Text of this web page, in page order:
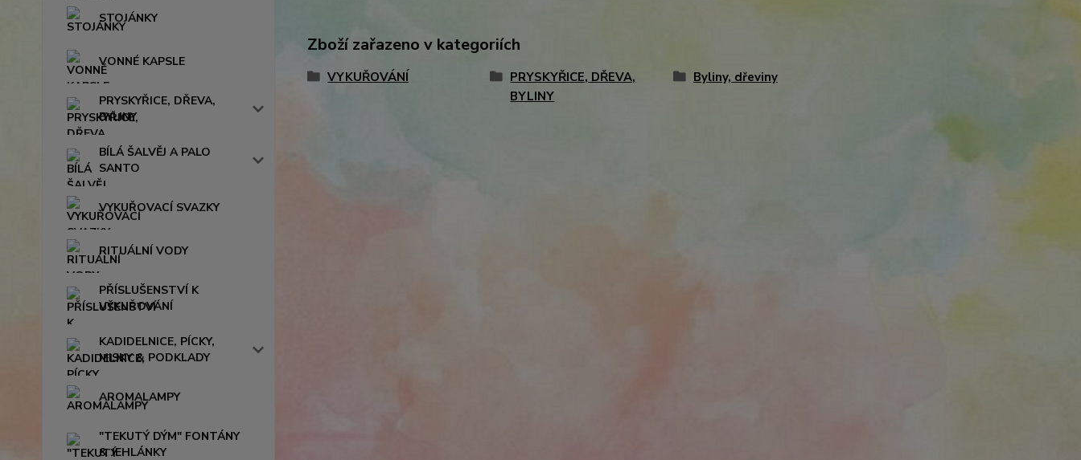
STOJÁNKY
VONNÉ KAPSLE
PRYSKYŘICE, DŘEVA,
BYLINY
BÍLÁ ŠALVĚJ A PALO
SANTO
VYKUŘOVACÍ SVAZKY
RITUÁLNÍ VODY
PŘÍSLUŠENSTVÍ K
VYKUŘOVÁNÍ
KADIDELNICE, PÍCKY,
MISKY & PODKLADY
AROMALAMPY
"TEKUTÝ DÝM" FONTÁNY
& JEHLÁNKY
Zboží zařazeno v kategoriích
VYKUŘOVÁNÍ
PRYSKYŘICE, DŘEVA,
BYLINY
Byliny, dřeviny